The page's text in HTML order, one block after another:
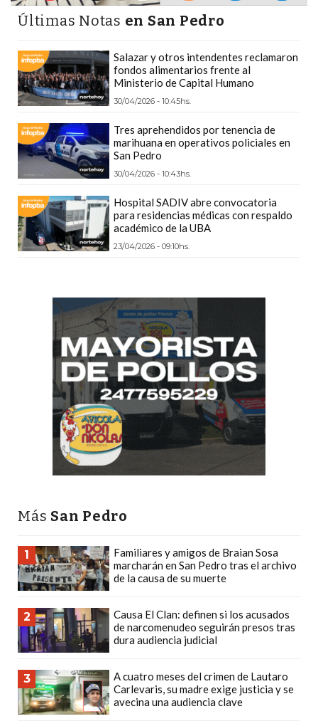
SUPLEMENTOS
DEPORTIVOS
PERGAMINO:
DÓNDE
COMPRAR
CREATINA
Y
PRE
CON
ASESORAMIENTO
PROFESIONAL
CHANGUITO.COM.AR
CÓMO
FUNCIONA:
CREAR
TIENDAS
ONLINE
PEDIDOS
TIENDA
GRATIS
EN
ARGENTINA:
VS
OTRAS
DE
VENTA
POR
Últimas Notas en San Pedro
Salazar y otros intendentes reclamaron
fondos alimentarios frente al
Ministerio de Capital Humano
30/04/2026 - 10:45hs.
Tres aprehendidos por tenencia de
marihuana en operativos policiales en
San Pedro
30/04/2026 - 10:43hs.
Hospital SADIV abre convocatoria
para residencias médicas con respaldo
académico de la UBA
23/04/2026 - 09:10hs.
Más San Pedro
1
Familiares y amigos de Braian Sosa
marcharán en San Pedro tras el archivo
de la causa de su muerte
2
Causa El Clan: definen si los acusados
de narcomenudeo seguirán presos tras
dura audiencia judicial
3
A cuatro meses del crimen de Lautaro
Carlevaris, su madre exige justicia y se
avecina una audiencia clave